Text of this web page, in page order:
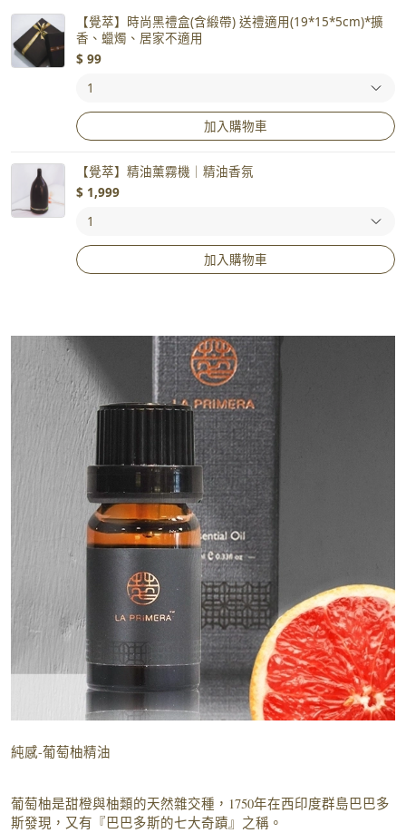
【覺萃】時尚黑禮盒(含緞帶) 送禮適用(19*15*5cm)*擴
香、蠟燭、居家不適用
$ 99
加入購物車
【覺萃】精油薰霧機｜精油香氛
$ 1,999
加入購物車
純感-葡萄柚精油
葡萄柚是甜橙與柚類的天然雜交種，1750年在西印度群島巴巴多
斯發現，又有『巴巴多斯的七大奇蹟』之稱。